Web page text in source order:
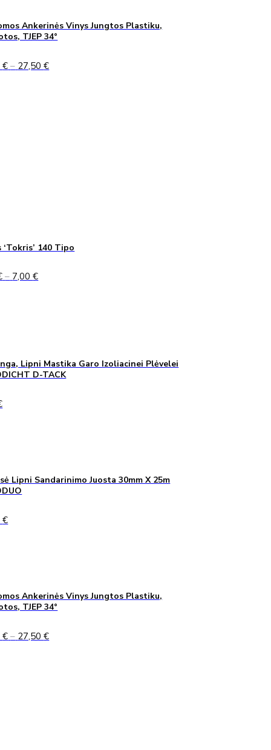
Ankerinės Vinys Jungtos Plastiku,
TJEP 34°
€ – 27,50€Price
‘Tokris’ 140 Tipo
– 7,00€Price
Lipni Mastika Garo Izoliacinei Plėvelei
D-TACK
Lipni Sandarinimo Juosta 30mm X 25m
€
Ankerinės Vinys Jungtos Plastiku,
TJEP 34°
€ – 27,50€Price